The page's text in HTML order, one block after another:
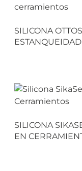
SILICONA
SILICONA
EN